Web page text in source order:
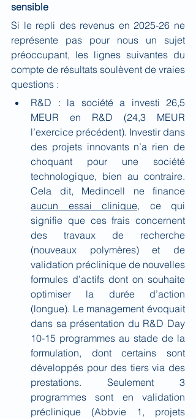
sensible
Si le repli des revenus en 2025-26 ne
représente pas pour nous un sujet
préoccupant, les lignes suivantes du
compte de résultats soulèvent de vraies
questions :
R&D : la société a investi 26,5
MEUR en R&D (24,3 MEUR
l’exercice précédent). Investir dans
des projets innovants n’a rien de
choquant pour une société
technologique, bien au contraire.
aucun essai clinique, ce qui
signifie que ces frais concernent
des travaux de recherche
(nouveaux polymères) et de
validation préclinique de nouvelles
formules d’actifs dont on souhaite
optimiser la durée d’action
(longue). Le management évoquait
dans sa présentation du R&D Day
10-15 programmes au stade de la
formulation, dont certains sont
développés pour des tiers via des
prestations. Seulement 3
programmes sont en validation
préclinique (Abbvie 1, projets